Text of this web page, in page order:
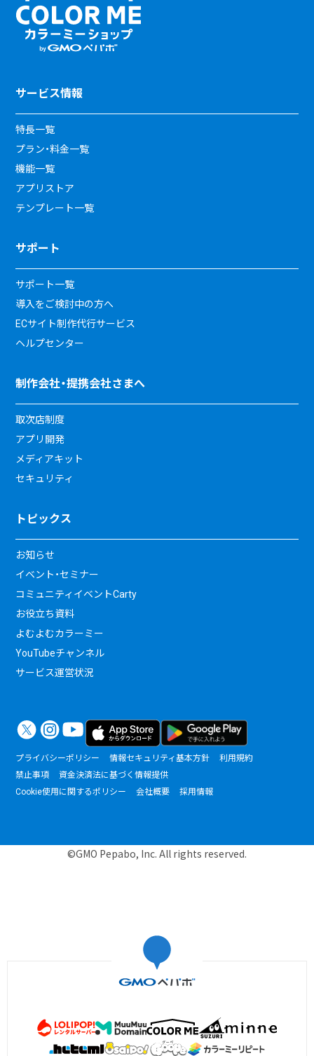
サービス情報
特長一覧
プラン・料金一覧
機能一覧
アプリストア
テンプレート一覧
サポート
サポート一覧
導入をご検討中の方へ
ECサイト制作代行サービス
ヘルプセンター
制作会社・提携会社さまへ
取次店制度
アプリ開発
メディアキット
セキュリティ
トピックス
お知らせ
イベント・セミナー
コミュニティイベントCarty
お役立ち資料
よむよむカラーミー
YouTubeチャンネル
サービス運営状況
プライバシーポリシー 情報セキュリティ基本方針
利用規約
禁止事項
資金決済法に基づく情報提供
Cookie使用に関するポリシー
会社概要 採用情報
©GMO Pepabo, Inc. All rights reserved.